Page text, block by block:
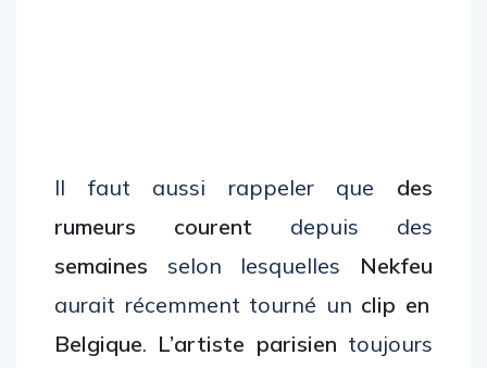
Il faut aussi rappeler que des
rumeurs courent depuis des
semaines selon lesquelles Nekfeu
aurait récemment tourné un clip en
Belgique. L’artiste parisien toujours